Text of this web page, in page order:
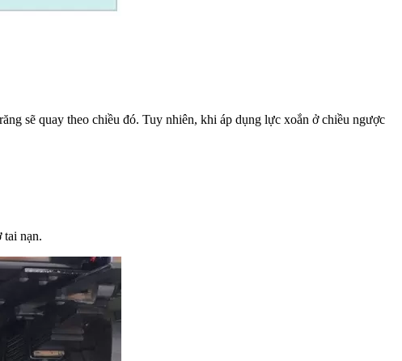
sẽ quay theo chiều đó. Tuy nhiên, khi áp dụng lực xoắn ở chiều ngược
tai nạn.